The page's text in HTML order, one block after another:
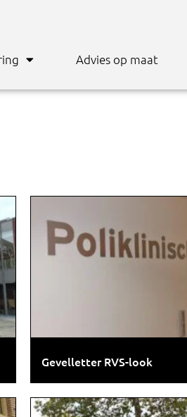
Advies op maat
Gevelletter RVS-look